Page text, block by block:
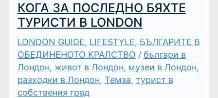
КОГА ЗА ПОСЛЕДНО БЯХТЕ
ТУРИСТИ В LONDON
LONDON GUIDE, LIFESTYLE, БЪЛГАРИТЕ В
ОБЕДИНЕНОТО КРАЛСТВО / българи в
Лондон, живот в Лондон, музеи в Лондон,
разходки в Лондон, Темза, турист в
собствения град